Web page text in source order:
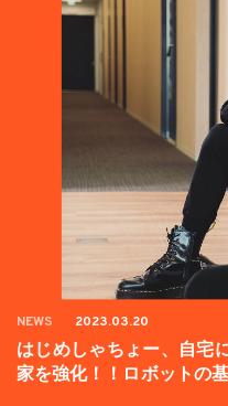
NEWS 2023.03.20
はじめしゃちょー、自宅
家を強化！！ロボットの